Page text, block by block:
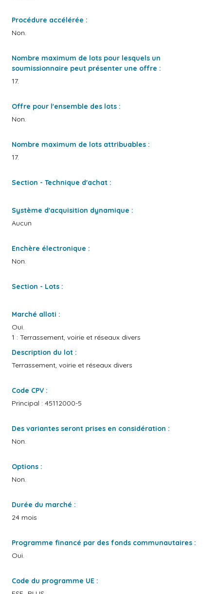
Procédure accélérée :
Non.
Nombre maximum de lots pour lesquels un
soumissionnaire peut présenter une offre :
17.
Offre pour l'ensemble des lots :
Non.
Nombre maximum de lots attribuables :
17.
Section - Technique d'achat :
Système d'acquisition dynamique :
Aucun
Enchère électronique :
Non.
Section - Lots :
Marché alloti :
Oui.
1 : Terrassement, voirie et réseaux divers
Description du lot :
Terrassement, voirie et réseaux divers
Code CPV :
Principal : 45112000-5
Des variantes seront prises en considération :
Non.
Options :
Non.
Durée du marché :
24 mois
Programme financé par des fonds communautaires :
Oui.
Code du programme UE :